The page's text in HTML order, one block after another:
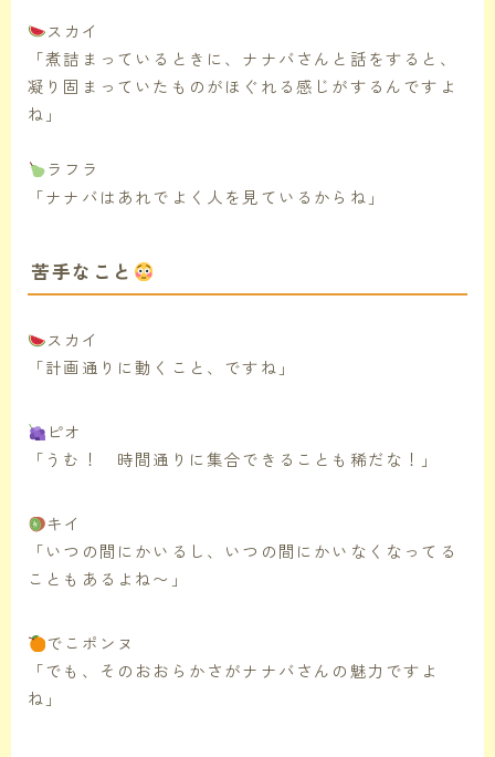
スカイ
「煮詰まっているときに、ナナバさんと話をすると、
凝り固まっていたものがほぐれる感じがするんですよ
ね」
ラフラ
「ナナバはあれでよく人を見ているからね」
苦手なこと
スカイ
「計画通りに動くこと、ですね」
ピオ
「うむ！ 時間通りに集合できることも稀だな！」
キイ
「いつの間にかいるし、いつの間にかいなくなってる
こともあるよね〜」
でこポンヌ
「でも、そのおおらかさがナナバさんの魅力ですよ
ね」